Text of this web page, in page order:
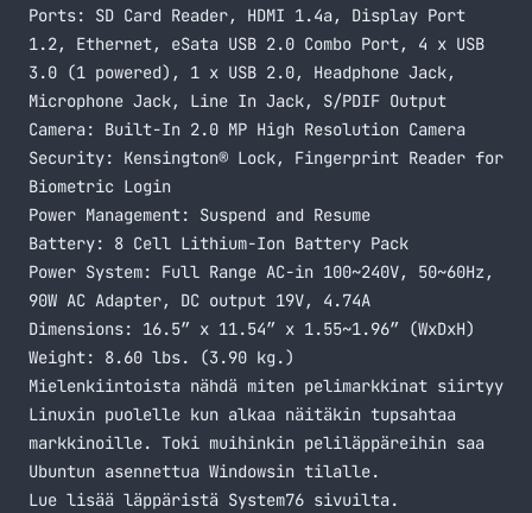
Ports: SD Card Reader, HDMI 1.4a, Display Port
1.2, Ethernet, eSata USB 2.0 Combo Port, 4 x USB
3.0 (1 powered), 1 x USB 2.0, Headphone Jack,
Microphone Jack, Line In Jack, S/PDIF Output
Camera: Built-In 2.0 MP High Resolution Camera
Security: Kensington® Lock, Fingerprint Reader for
Biometric Login
Power Management: Suspend and Resume
Battery: 8 Cell Lithium-Ion Battery Pack
Power System: Full Range AC-in 100~240V, 50~60Hz,
90W AC Adapter, DC output 19V, 4.74A
Dimensions: 16.5″ x 11.54″ x 1.55~1.96″ (WxDxH)
Weight: 8.60 lbs. (3.90 kg.)
Mielenkiintoista nähdä miten pelimarkkinat siirtyy
Linuxin puolelle kun alkaa näitäkin tupsahtaa
markkinoille. Toki muihinkin peliläppäreihin saa
Ubuntun asennettua Windowsin tilalle.
Lue lisää läppäristä System76 sivuilta.